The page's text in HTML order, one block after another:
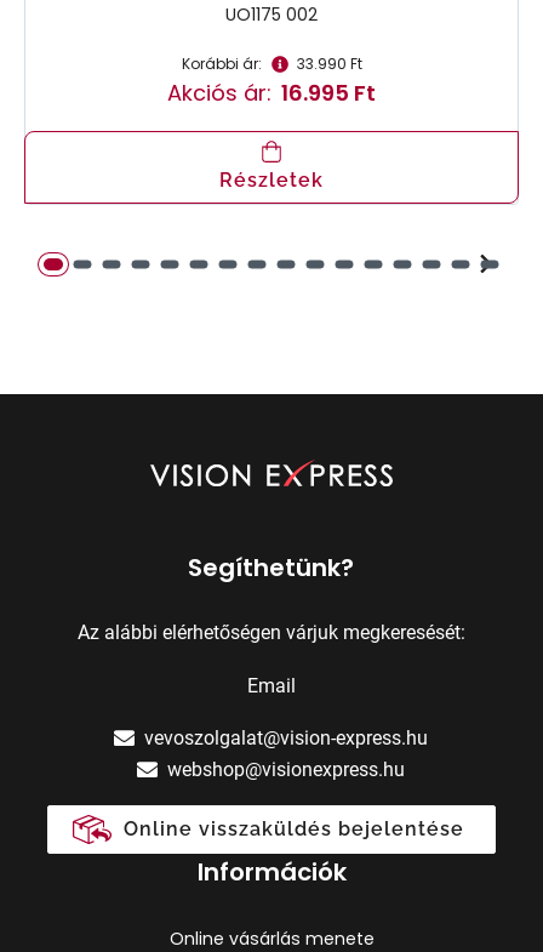
UO1175 002
Korábbi ár: 33.990 Ft
Akciós ár: 16.995 Ft
Részletek
Segíthetünk?
Az alábbi elérhetőségen várjuk megkeresését:
Email
vevoszolgalat@vision-express.hu
webshop@visionexpress.hu
Online visszaküldés bejelentése
Információk
Online vásárlás menete